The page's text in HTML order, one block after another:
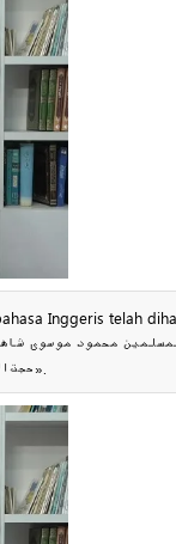
Inggeris telah
HujatulIslam wal-Muslimin Qaraati «حجت‌الاسلام والمسلمین قرائتی».